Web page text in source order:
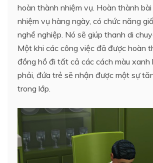
hoàn thành nhiệm vụ. Hoàn thành
nhiệm vụ hàng ngày, có chức năng
nghề nghiệp. Nó sẽ giúp thanh di
Một khi các công việc đã được hoàn
đồng hồ đi tất cả các cách màu xanh
phải, đứa trẻ sẽ nhận được một sự
trong lớp.